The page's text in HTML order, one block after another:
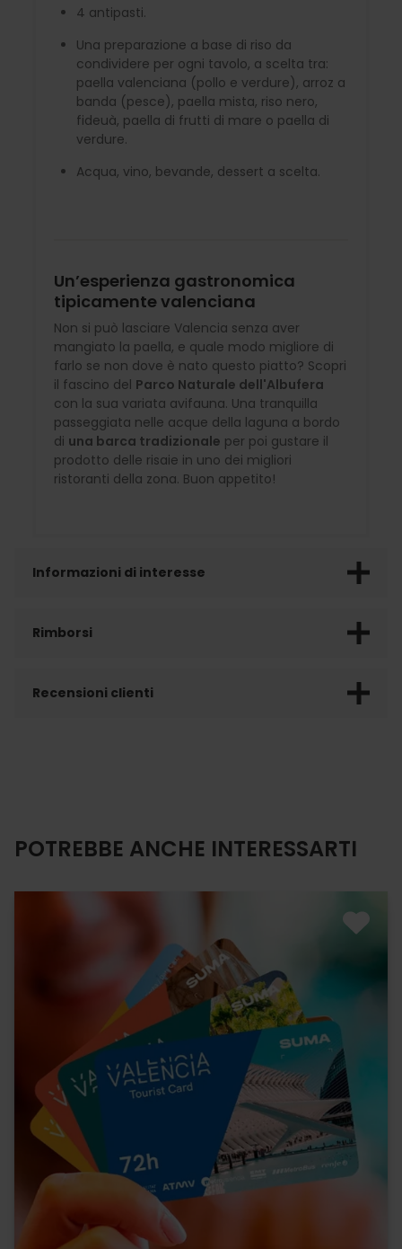
4 antipasti.
Una preparazione a base di riso da
condividere per ogni tavolo, a scelta tra:
paella valenciana (pollo e verdure), arroz a
banda (pesce), paella mista, riso nero,
fideuà, paella di frutti di mare o paella di
verdure.
Acqua, vino, bevande, dessert a scelta.
Un’esperienza gastronomica
tipicamente valenciana
Non si può lasciare Valencia senza aver
mangiato la paella, e quale modo migliore di
farlo se non dove è nato questo piatto? Scopri
il fascino del Parco Naturale dell'Albufera
con la sua variata avifauna. Una tranquilla
passeggiata nelle acque della laguna a bordo
di una barca tradizionale per poi gustare il
prodotto delle risaie in uno dei migliori
ristoranti della zona. Buon appetito!
Informazioni di interesse
Rimborsi
Recensioni clienti
POTREBBE ANCHE INTERESSARTI